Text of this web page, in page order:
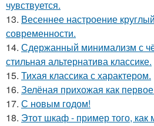
чувствуется.
13. Весеннее настроение
современности.
14. Сдержанный минимализм с
стильная альтернатива классике.
15. Тихая классика с характером.
16. Зелёная прихожая как
17. С новым годом!
18. Этот шкаф - пример того, как